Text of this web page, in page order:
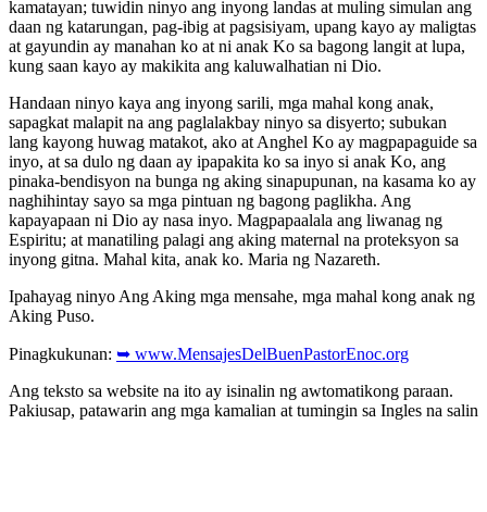
kamatayan; tuwidin ninyo ang inyong landas at muling simulan ang
daan ng katarungan, pag-ibig at pagsisiyam, upang kayo ay maligtas
at gayundin ay manahan ko at ni anak Ko sa bagong langit at lupa,
kung saan kayo ay makikita ang kaluwalhatian ni Dio.
Handaan ninyo kaya ang inyong sarili, mga mahal kong anak,
sapagkat malapit na ang paglalakbay ninyo sa disyerto; subukan
lang kayong huwag matakot, ako at Anghel Ko ay magpapaguide sa
inyo, at sa dulo ng daan ay ipapakita ko sa inyo si anak Ko, ang
pinaka-bendisyon na bunga ng aking sinapupunan, na kasama ko ay
naghihintay sayo sa mga pintuan ng bagong paglikha. Ang
kapayapaan ni Dio ay nasa inyo. Magpapaalala ang liwanag ng
Espiritu; at manatiling palagi ang aking maternal na proteksyon sa
inyong gitna. Mahal kita, anak ko. Maria ng Nazareth.
Ipahayag ninyo Ang Aking mga mensahe, mga mahal kong anak ng
Aking Puso.
Pinagkukunan: ➥ www.MensajesDelBuenPastorEnoc.org
Ang teksto sa website na ito ay isinalin ng awtomatikong paraan.
Pakiusap, patawarin ang mga kamalian at tumingin sa Ingles na salin